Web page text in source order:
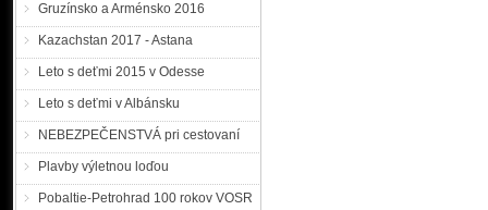
Gruzínsko a Arménsko 2016
Kazachstan 2017 - Astana
Leto s deťmi 2015 v Odesse
Leto s deťmi v Albánsku
NEBEZPEČENSTVÁ pri cestovaní
Plavby výletnou loďou
Pobaltie-Petrohrad 100 rokov VOSR